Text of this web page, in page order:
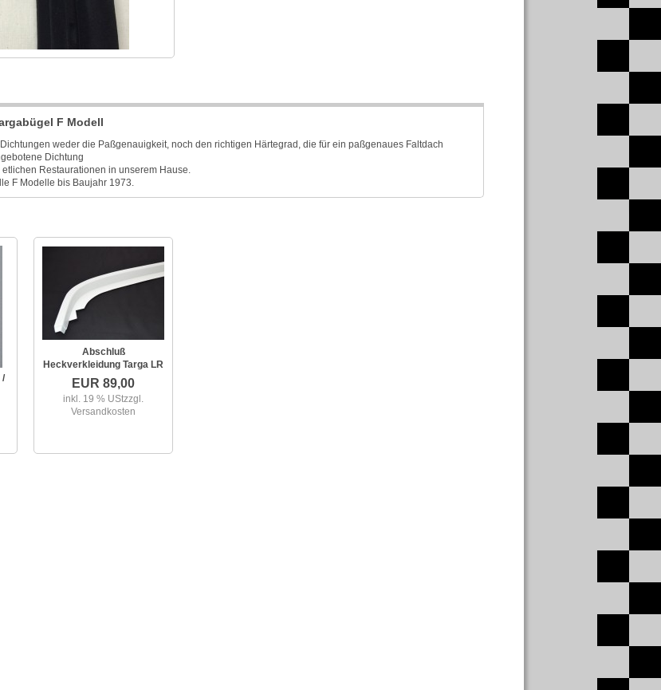
F Modell
weder die Paßgenauigkeit, noch den richtigen Härtegrad, die für ein paßgenaues Faltdach
Dichtung
Restaurationen in unserem Hause.
F Modelle bis Baujahr 1973.
/
Abschluß
Heckverkleidung Targa LR
EUR 89,00
inkl. 19 % UStzzgl.
Versandkosten